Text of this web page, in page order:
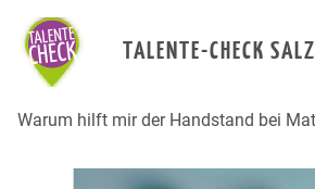
TALENTE-CHECK
MATHE STEHT KOPF
Warum hilft mir der Handstand bei